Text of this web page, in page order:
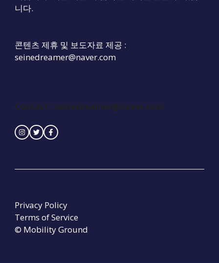
니다.
콘텐츠 제휴 및 보도자료 제공 :
seinedreamer@naver.com
Contact : seinedreamer@naver.com
© Mobility Ground
Privacy Policy
Terms of Service